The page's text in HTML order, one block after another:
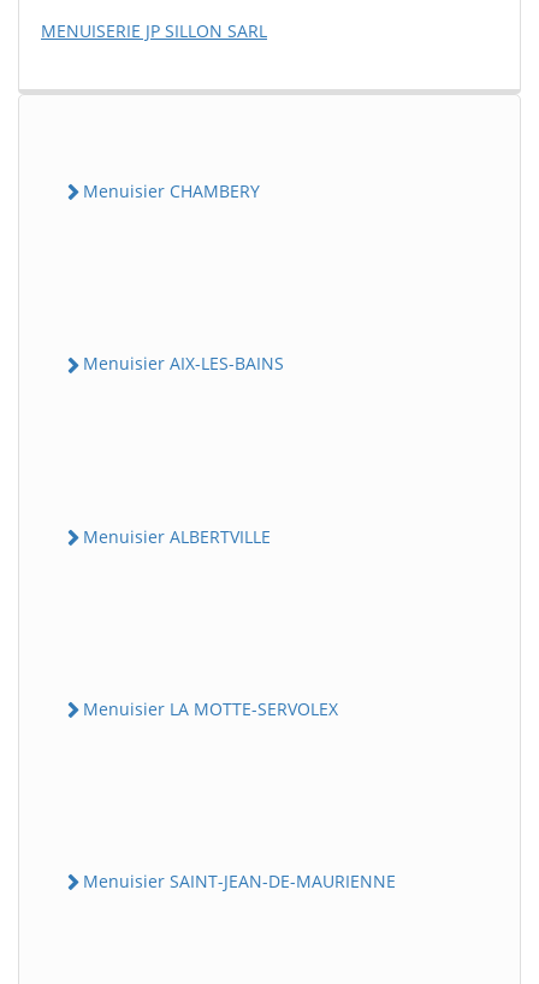
MENUISERIE JP SILLON SARL
Menuisier CHAMBERY
Menuisier AIX-LES-BAINS
Menuisier ALBERTVILLE
Menuisier LA MOTTE-SERVOLEX
Menuisier SAINT-JEAN-DE-MAURIENNE